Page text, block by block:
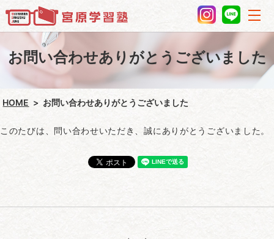
お問い合わせありがとうございました
HOME お問い合わせありがとうございました
このたびは、問い合わせいただき、誠にありがとうございました。